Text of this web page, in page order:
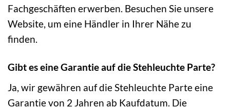
Fachgeschäften erwerben. Besuchen Sie unsere
Website, um eine Händler in Ihrer Nähe zu
finden.
Gibt es eine Garantie auf die Stehleuchte Parte?
Ja, wir gewähren auf die Stehleuchte Parte eine
Garantie von 2 Jahren ab Kaufdatum. Die